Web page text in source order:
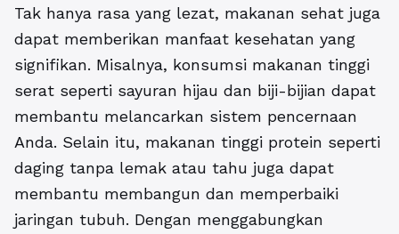
Tak hanya rasa yang lezat, makanan sehat juga
dapat memberikan manfaat kesehatan yang
signifikan. Misalnya, konsumsi makanan tinggi
serat seperti sayuran hijau dan biji-bijian dapat
membantu melancarkan sistem pencernaan
Anda. Selain itu, makanan tinggi protein seperti
daging tanpa lemak atau tahu juga dapat
membantu membangun dan memperbaiki
jaringan tubuh. Dengan menggabungkan